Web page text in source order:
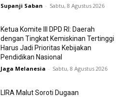
Supanji Saban - Sabtu, 8 Agustus 2026
Ketua Komite III DPD RI: Daerah
dengan Tingkat Kemiskinan Tertinggi
Harus Jadi Prioritas Kebijakan
Pendidikan Nasional
Jaga Melanesia - Sabtu, 8 Agustus 2026
LIRA Malut Soroti Dugaan